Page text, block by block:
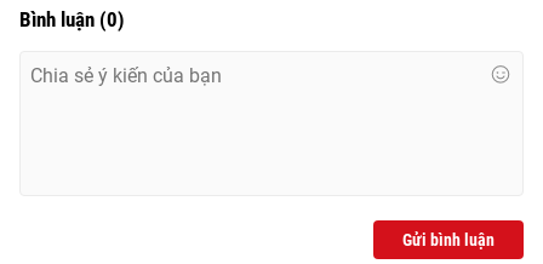
Bình luận (0)
Gửi bình luận